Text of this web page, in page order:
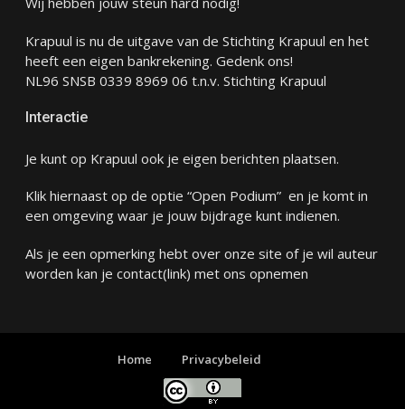
Krapuul is nu de uitgave van de Stichting Krapuul en het
heeft een eigen bankrekening. Gedenk ons!
NL96 SNSB 0339 8969 06 t.n.v. Stichting Krapuul
Interactie
Je kunt op Krapuul ook je eigen berichten plaatsen.
Klik hiernaast op de optie “Open Podium” en je komt in
een omgeving waar je jouw bijdrage kunt indienen.
Als je een opmerking hebt over onze site of je wil auteur
worden kan je contact(link) met ons opnemen
Home Privacybeleid